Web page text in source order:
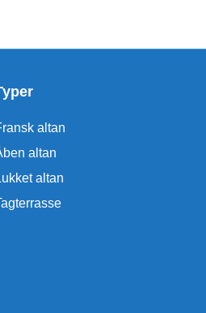
altan
altan
altan